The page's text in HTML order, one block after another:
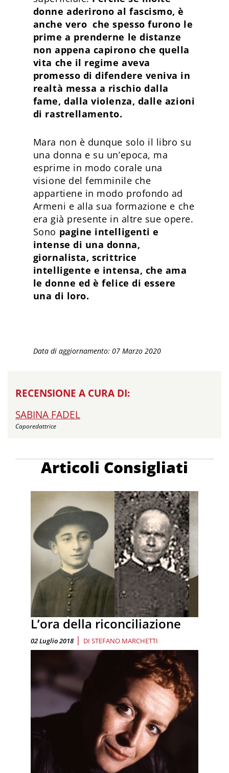
donne aderirono al fascismo, è
anche vero che spesso furono le
prime a prenderne le distanze
non appena capirono che quella
vita che il regime aveva
promesso di difendere veniva in
realtà messa a rischio dalla
fame, dalla violenza, dalle azioni
di rastrellamento.
Mara non è dunque solo il libro su
una donna e su un’epoca, ma
esprime in modo corale una
visione del femminile che
appartiene in modo profondo ad
Armeni e alla sua formazione e che
era già presente in altre sue opere.
Sono pagine intelligenti e
intense di una donna,
giornalista, scrittrice
intelligente e intensa, che ama
le donne ed è felice di essere
una di loro.
Data di aggiornamento: 07 Marzo 2020
RECENSIONE A CURA DI:
SABINA FADEL
Caporedattrice
Articoli Consigliati
L’ora della riconciliazione
02 Luglio 2018 | DI STEFANO MARCHETTI